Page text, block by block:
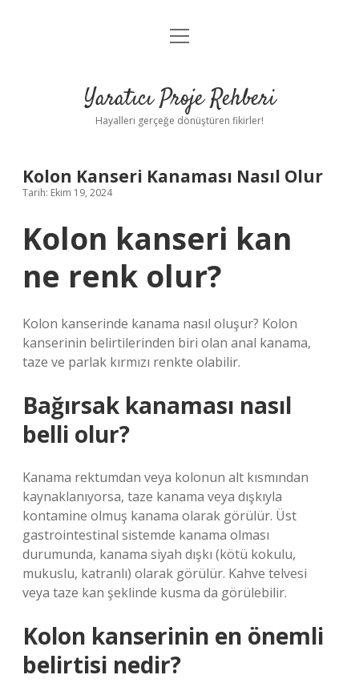
Anasayfa
Yasal Uyarı
menüyü
Yaratıcı Proje Rehberi
Hayalleri gerçeğe dönüştüren fikirler!
Kolon Kanseri Kanaması Nasıl Olur
Tarih: Ekim 19, 2024
Kolon kanseri kan
ne renk olur?
Kolon kanserinde kanama nasıl oluşur? Kolon
kanserinin belirtilerinden biri olan anal kanama,
taze ve parlak kırmızı renkte olabilir.
Bağırsak kanaması nasıl
belli olur?
Kanama rektumdan veya kolonun alt kısmından
kaynaklanıyorsa, taze kanama veya dışkıyla
kontamine olmuş kanama olarak görülür. Üst
gastrointestinal sistemde kanama olması
durumunda, kanama siyah dışkı (kötü kokulu,
mukuslu, katranlı) olarak görülür. Kahve telvesi
veya taze kan şeklinde kusma da görülebilir.
Kolon kanserinin en önemli
belirtisi nedir?